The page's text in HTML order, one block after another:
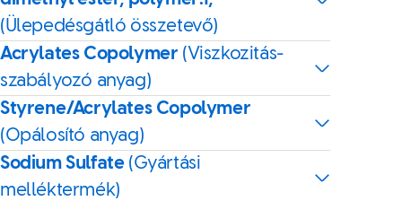
(Ülepedésgátló összetevő)
Acrylates Copolymer (Viszkozitás-
szabályozó anyag)
Styrene/Acrylates Copolymer
(Opálosító anyag)
Sodium Sulfate (Gyártási
melléktermék)